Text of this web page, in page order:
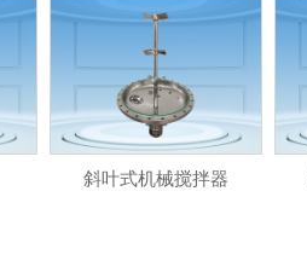
斜叶式机械搅拌器